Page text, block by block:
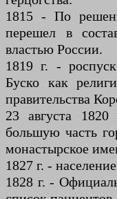
1815 - По
перешел в
властью России.
1819 г. -
Буско как
правительства
23 августа
большую часть
монастырское
1827 г. -
1828 г. -